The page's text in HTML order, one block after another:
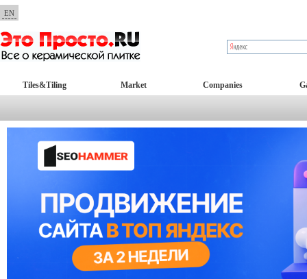
EN
Tiles&Tiling Market Companies